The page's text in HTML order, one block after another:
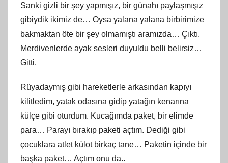
Sanki gizli bir şey yapmışız, bir günahı paylaşmışız
gibiydik ikimiz de… Oysa yalana yalana birbirimize
bakmaktan öte bir şey olmamıştı aramızda… Çıktı.
Merdivenlerde ayak sesleri duyuldu belli belirsiz…
Gitti.
Rüyadaymış gibi hareketlerle arkasından kapıyı
kilitledim, yatak odasına gidip yatağın kenarına
külçe gibi oturdum. Kucağımda paket, bir elimde
para… Parayı bırakıp paketi açtım. Dediği gibi
çocuklara atlet külot birkaç tane… Paketin içinde bir
başka paket… Açtım onu da..